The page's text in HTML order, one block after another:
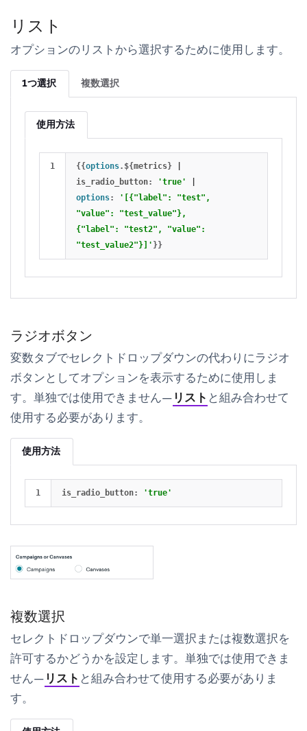
リスト
オプションのリストから選択するために使用します。
1つ選択 複数選択
使用方法
{{options. ${metrics}
is_radio_button: 'true'
options:
'[{"label": "test",
"value": "test_value"},
{"label": "test2", "value":
"test_value2"}]' }}
ラジオボタン
変数タブでセレクトドロップダウンの代わりにラジオ
ボタンとしてオプションを表示するために使用しま
す。単独では使用できません— リスト と組み合わせて
使用する必要があります。
使用方法
is_radio_button: 'true'
複数選択
セレクトドロップダウンで単一選択または複数選択を
許可するかどうかを設定します。単独では使用できま
せん— リスト と組み合わせて使用する必要がありま
す。